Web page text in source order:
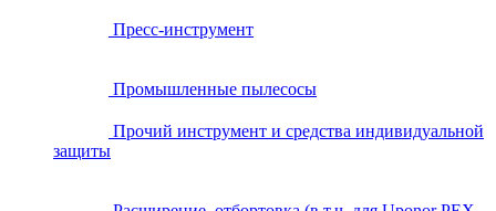
Пресс-инструмент
Промышленные пылесосы
Прочий инструмент и средства индивидуальной
защиты